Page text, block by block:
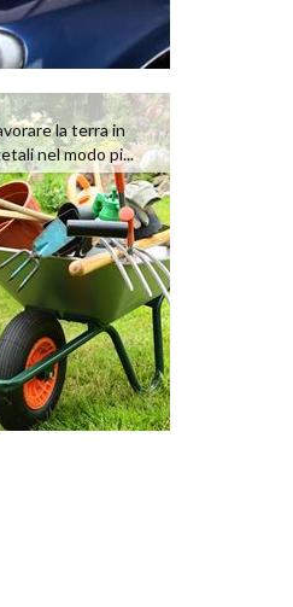
la terra in
nel modo pi...